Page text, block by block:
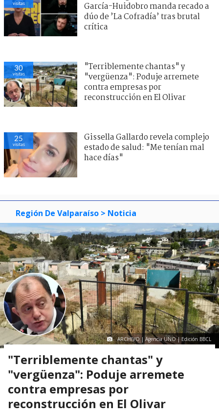
visitas
García-Huidobro manda recado a
dúo de ’La Cofradía’ tras brutal
crítica
30
visitas
"Terriblemente chantas" y
"vergüenza": Poduje arremete
contra empresas por
reconstrucción en El Olivar
25
visitas
Gissella Gallardo revela complejo
estado de salud: "Me tenían mal
hace días"
Región De Valparaíso > Noticia
ARCHIVO | Agencia UNO | Edición BBCL
"Terriblemente chantas" y
"vergüenza": Poduje arremete
contra empresas por
reconstrucción en El Olivar